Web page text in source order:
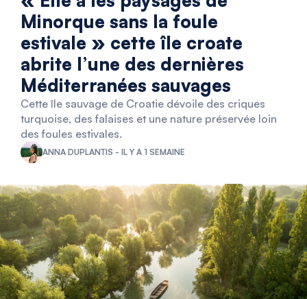
Minorque sans la foule
estivale » cette île croate
abrite l’une des dernières
Méditerranées sauvages
Cette île sauvage de Croatie dévoile des criques
turquoise, des falaises et une nature préservée loin
des foules estivales.
ANNA DUPLANTIS - IL Y A 1 SEMAINE